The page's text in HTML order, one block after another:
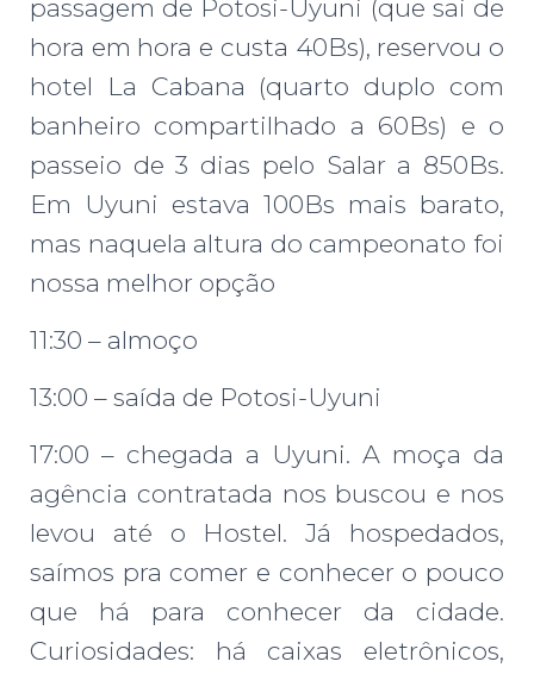
passagem de Potosi-Uyuni (que sai de
hora em hora e custa 40Bs), reservou o
hotel La Cabana (quarto duplo com
banheiro compartilhado a 60Bs) e o
passeio de 3 dias pelo Salar a 850Bs.
Em Uyuni estava 100Bs mais barato,
mas naquela altura do campeonato foi
nossa melhor opção
11:30 – almoço
13:00 – saída de Potosi-Uyuni
17:00 – chegada a Uyuni. A moça da
agência contratada nos buscou e nos
levou até o Hostel. Já hospedados,
saímos pra comer e conhecer o pouco
que há para conhecer da cidade.
Curiosidades: há caixas eletrônicos,